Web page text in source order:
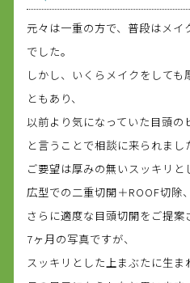
元々は一重の方で、普段はメ
でした。
しかし、いくらメイクをして
ともあり、
以前より気になっていた目頭
と言うことで相談に来られまし
ご要望は厚みの無いスッキリ
広型での二重切開＋ROOF切除、
さらに適度な目頭切開をご提
7ヶ月の写真ですが、
スッキリとした上まぶたに生